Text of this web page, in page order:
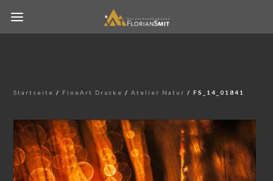
Startseite / FineArt Drucke /Atelier Natur / FS_14_01841